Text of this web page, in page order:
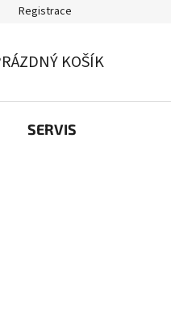
Registrace
KOŠÍK
SERVIS